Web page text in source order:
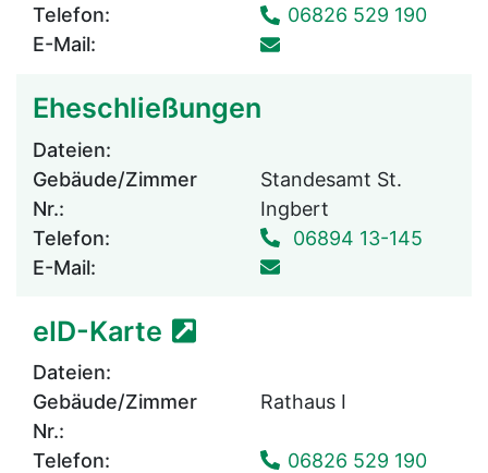
Telefon:
06826 529 190
E-Mail:
Eheschließungen
Dateien:
Gebäude/Zimmer
Nr.:
Standesamt St.
Ingbert
Telefon:
06894 13-145
E-Mail:
eID-Karte
Dateien:
Gebäude/Zimmer
Nr.:
Rathaus I
Telefon:
06826 529 190